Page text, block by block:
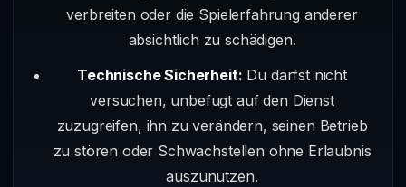
verbreiten oder die Spielerfahrung anderer
absichtlich zu schädigen.
Technische Sicherheit: Du darfst nicht
versuchen, unbefugt auf den Dienst
zuzugreifen, ihn zu verändern, seinen Betrieb
zu stören oder Schwachstellen ohne Erlaubnis
auszunutzen.